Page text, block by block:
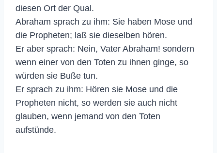
diesen Ort der Qual.
Abraham sprach zu ihm: Sie haben Mose und
die Propheten; laß sie dieselben hören.
Er aber sprach: Nein, Vater Abraham! sondern
wenn einer von den Toten zu ihnen ginge, so
würden sie Buße tun.
Er sprach zu ihm: Hören sie Mose und die
Propheten nicht, so werden sie auch nicht
glauben, wenn jemand von den Toten
aufstünde.